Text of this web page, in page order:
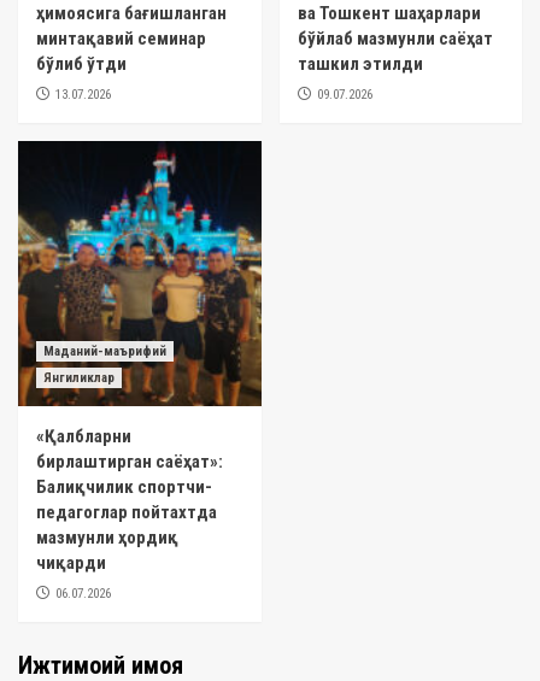
ҳимоясига бағишланган
минтақавий семинар
бўлиб ўтди
13.07.2026
ва Тошкент шаҳарлари
бўйлаб мазмунли саёҳат
ташкил этилди
09.07.2026
Маданий-маърифий
Янгиликлар
«Қалбларни
бирлаштирган саёҳат»:
Балиқчилик спортчи-
педагоглар пойтахтда
мазмунли ҳордиқ
чиқарди
06.07.2026
Ижтимоий ҳимоя